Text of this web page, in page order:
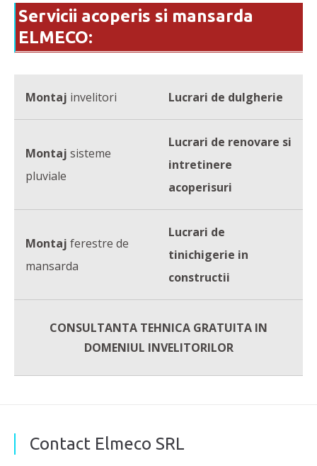
Servicii acoperis si mansarda
ELMECO:
Montaj invelitori Lucrari de dulgherie
Montaj sisteme
pluviale
Lucrari de renovare si
intretinere
acoperisuri
Montaj ferestre de
mansarda
Lucrari de
tinichigerie in
constructii
CONSULTANTA TEHNICA GRATUITA IN
DOMENIUL INVELITORILOR
Contact Elmeco SRL